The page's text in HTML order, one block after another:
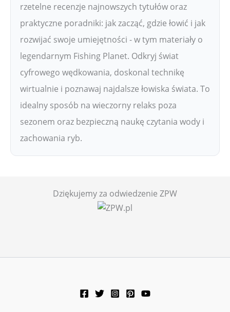
rzetelne recenzje najnowszych tytułów oraz
praktyczne poradniki: jak zacząć, gdzie łowić i jak
rozwijać swoje umiejętności - w tym materiały o
legendarnym Fishing Planet. Odkryj świat
cyfrowego wędkowania, doskonal technikę
wirtualnie i poznawaj najdalsze łowiska świata. To
idealny sposób na wieczorny relaks poza
sezonem oraz bezpieczną naukę czytania wody i
zachowania ryb.
Dziękujemy za odwiedzenie ZPW